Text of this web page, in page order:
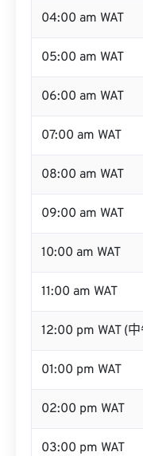
04:00 am WAT
05:00 am WAT
06:00 am WAT
07:00 am WAT
08:00 am WAT
09:00 am WAT
10:00 am WAT
11:00 am WAT
12:00 pm WAT (
01:00 pm WAT
02:00 pm WAT
03:00 pm WAT